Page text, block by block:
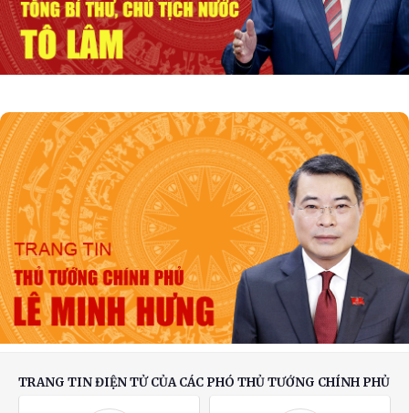
Tổng Bí thư, Chủ tịch nước: Cùng xây dựng
Cộng đồng ASEAN đoàn kết, vững mạnh
Nghị quyết của Bộ Chính trị về công tác người
Việt Nam ở nước ngoài
TRANG TIN ĐIỆN TỬ CỦA CÁC PHÓ THỦ TƯỚNG CHÍNH PHỦ